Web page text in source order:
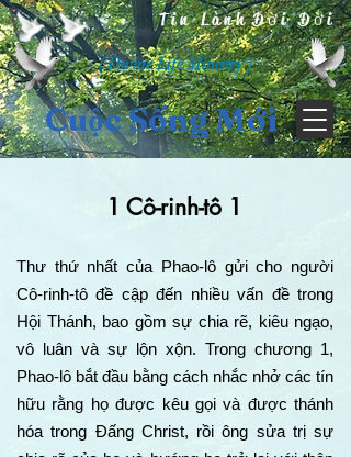
Tin Lành Đời Đời
( Divine Life Ministry )
Cuộc Sống Mới
1 Cô-rinh-tô 1
Thư thứ nhất của Phao-lô gửi cho người
Cô-rinh-tô đề cập đến nhiều vấn đề trong
Hội Thánh, bao gồm sự chia rẽ, kiêu ngạo,
vô luân và sự lộn xộn. Trong chương 1,
Phao-lô bắt đầu bằng cách nhắc nhở các tín
hữu rằng họ được kêu gọi và được thánh
hóa trong Đấng Christ, rồi ông sửa trị sự